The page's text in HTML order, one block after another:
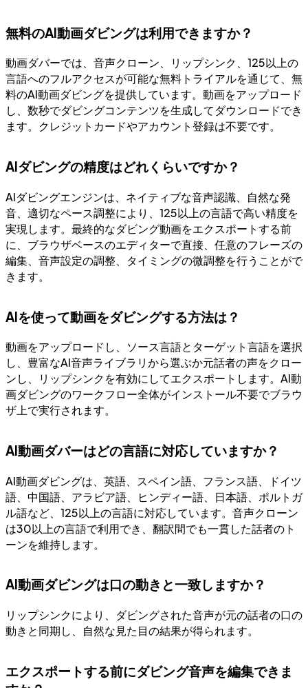
無料のAI動画ダビングは利用できますか？
動画ダバーでは、音声クローン、リップシンク、125以上の
言語へのフルアクセスが可能な無料トライアルを通じて、無
料のAI動画ダビングを提供しています。動画をアップロード
し、数秒でダビングコンテンツを生成してダウンロードでき
ます。クレジットカードやアカウント登録は不要です。
AIダビングの精度はどれくらいですか？
AIダビングエンジンは、ネイティブな音声認識、自然な発
音、適切なペース調整により、125以上の言語で高い精度を
実現します。最終的なダビング動画をエクスポートする前
に、ブラウザベースのエディターで直接、任意のフレーズの
編集、音声設定の調整、タイミングの微調整を行うことがで
きます。
AIを使って動画をダビングする方法は？
動画をアップロードし、ソース言語とターゲット言語を選択
し、豊富なAI音声ライブラリから選ぶか元話者の声をクロー
ンし、リップシンクを有効にしてエクスポートします。AI動
画ダビングのワークフロー全体がインストール不要でブラウ
ザ上で実行されます。
AI動画ダバーはどの言語に対応していますか？
AI動画ダビングは、英語、スペイン語、フランス語、ドイツ
語、中国語、アラビア語、ヒンディー語、日本語、ポルトガ
ル語など、125以上の言語に対応しています。音声クローン
は30以上の言語で利用でき、翻訳間でも一貫した話者のト
ーンを維持します。
AI動画ダビングは口の動きと一致しますか？
リップシンクにより、ダビングされた音声が元の話者の口の
動きと同期し、自然な見た目の結果が得られます。
エクスポートする前にダビング音声を編集できま